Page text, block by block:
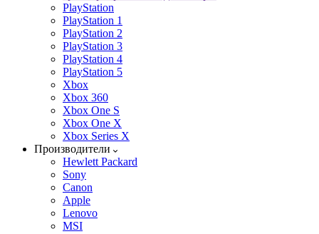
PlayStation
PlayStation 1
PlayStation 2
PlayStation 3
PlayStation 4
PlayStation 5
Xbox
Xbox 360
Xbox One S
Xbox One X
Xbox Series X
Производители
Hewlett Packard
Sony
Canon
Apple
Lenovo
MSI